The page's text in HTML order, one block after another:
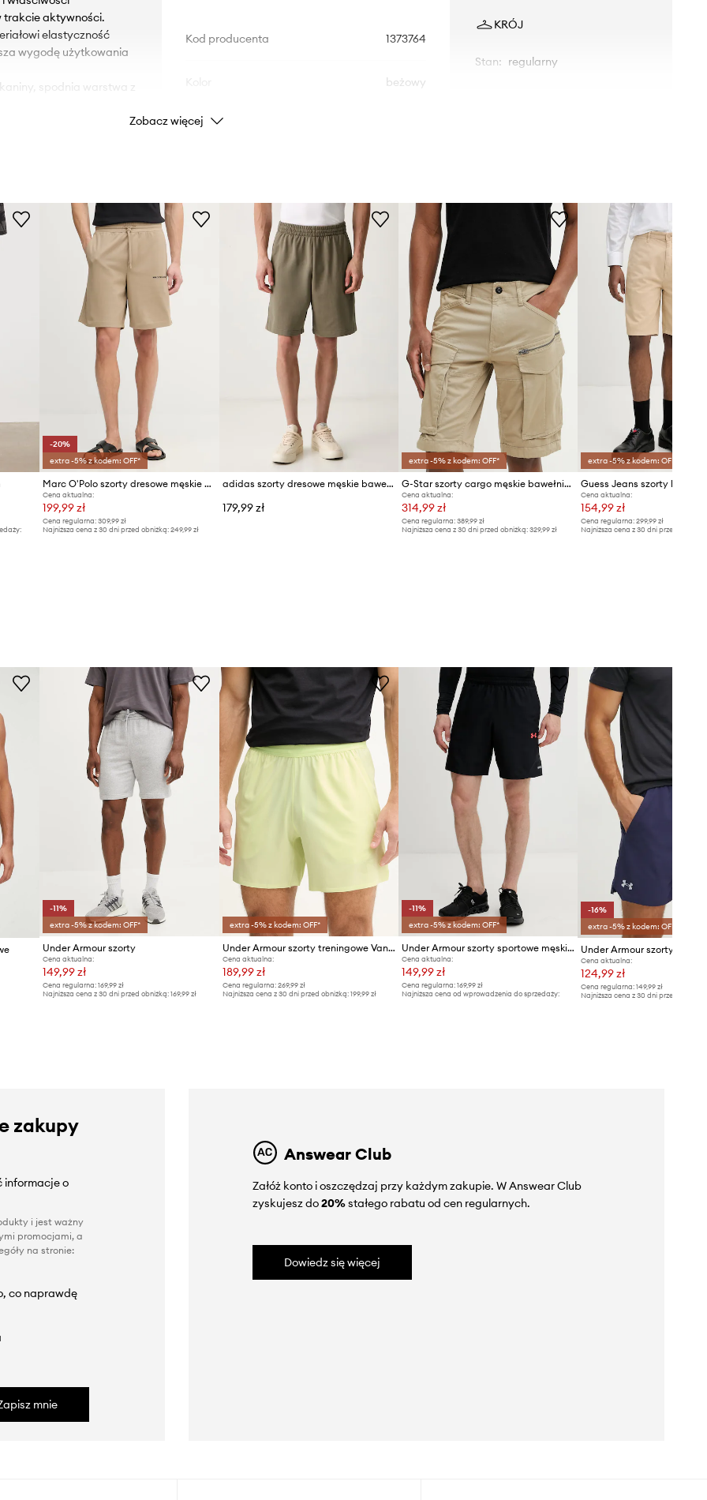
trakcie aktywności.
elastyczność
wygodę użytkowania
spodnia warstwa z
Kod producenta 1373764
beżowy
Marka
ID Produktu
KRÓJ
Stan: regularny
Zalecamy wybór rozmiaru, jaki nosisz
Tabela rozmiarów
Zobacz więcej
-20%
extra -5% z kodem: OFF*
Marc O'Polo szorty dresowe męskie bawełniane
Cena aktualna:
199,99 zł
Cena regularna: 309,99 zł
Najniższa cena z 30 dni przed obniżką: 249,99 zł
adidas szorty dresowe męskie bawełniane
179,99 zł
extra -5% z kodem: OFF*
G-Star szorty cargo męskie bawełniane z elastanem Rovic zip regular
Cena aktualna:
314,99 zł
Cena regularna:389,99 zł
Najniższa cena z 30 dni przed obniżką:329,99 zł
extra -5% z kodem: OFF*
Guess Jeans szorty
Cena aktualna:
154,99 zł
Cena regularna: 299,99 zł
Najniższa cena z 30 dni przed obniżką:
-11%
extra -5% z kodem: OFF*
Under Armour szorty
Cena aktualna:
149,99 zł
Cena regularna: 169,99 zł
Najniższa cena z 30 dni przed obniżką: 169,99 zł
extra -5% z kodem: OFF*
Under Armour szorty treningowe Vanish Elite
Cena aktualna:
189,99 zł
Cena regularna: 269,99 zł
Najniższa cena z 30 dni przed obniżką: 199,99 zł
-11%
extra -5% z kodem: OFF*
Under Armour szorty sportowe męskie UA Tech
Cena aktualna:
149,99 zł
Cena regularna:169,99 zł
Najniższa cena od wprowadzenia do sprzedaży:
-16%
extra -5% z kodem: OFF*
Cena aktualna:
124,99 zł
Cena regularna: 149,99 zł
Najniższa cena z 30 dni przed obniżką:
zakupy
informacje o
i jest ważny
promocjami, a
na stronie:
co naprawdę
mnie
Answear Club
Załóż konto i oszczędzaj przy każdym zakupie. W Answear Club
zyskujesz do20%stałego rabatu od cen regularnych.
Dowiedz się więcej